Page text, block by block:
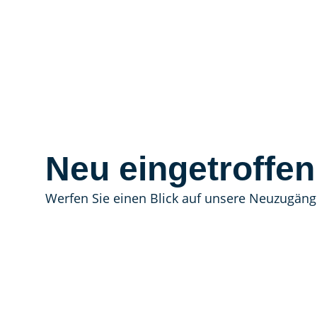
Neu eingetroffen
Werfen Sie einen Blick auf unsere